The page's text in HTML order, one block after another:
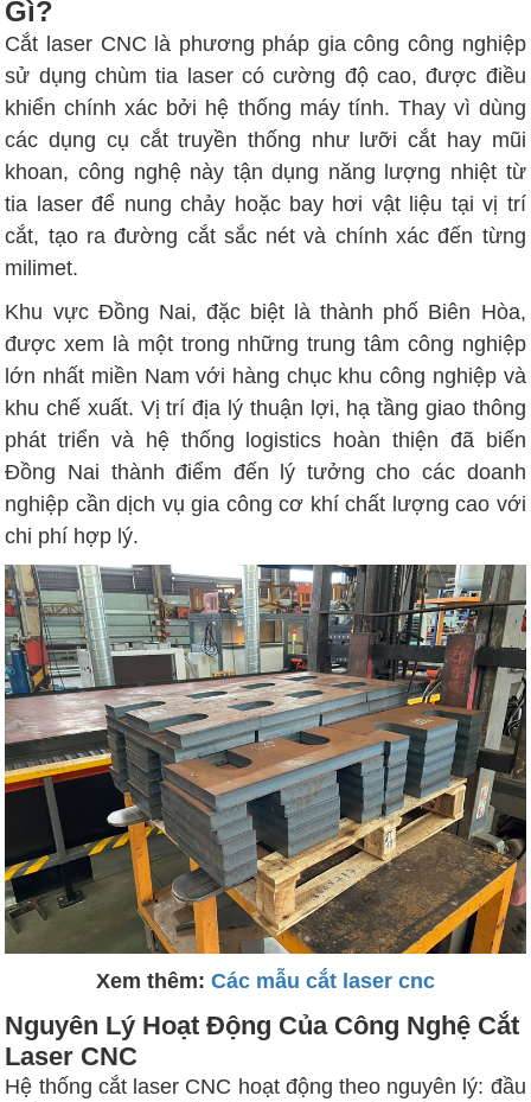
Gì?
Cắt laser CNC là phương pháp gia công công nghiệp
sử dụng chùm tia laser có cường độ cao, được điều
khiển chính xác bởi hệ thống máy tính. Thay vì dùng
các dụng cụ cắt truyền thống như lưỡi cắt hay mũi
khoan, công nghệ này tận dụng năng lượng nhiệt từ
tia laser để nung chảy hoặc bay hơi vật liệu tại vị trí
cắt, tạo ra đường cắt sắc nét và chính xác đến từng
milimet.
Khu vực Đồng Nai, đặc biệt là thành phố Biên Hòa,
được xem là một trong những trung tâm công nghiệp
lớn nhất miền Nam với hàng chục khu công nghiệp và
khu chế xuất. Vị trí địa lý thuận lợi, hạ tầng giao thông
phát triển và hệ thống logistics hoàn thiện đã biến
Đồng Nai thành điểm đến lý tưởng cho các doanh
nghiệp cần dịch vụ gia công cơ khí chất lượng cao với
chi phí hợp lý.
Xem thêm: Các mẫu cắt laser cnc
Nguyên Lý Hoạt Động Của Công Nghệ Cắt
Laser CNC
Hệ thống cắt laser CNC hoạt động theo nguyên lý: đầu